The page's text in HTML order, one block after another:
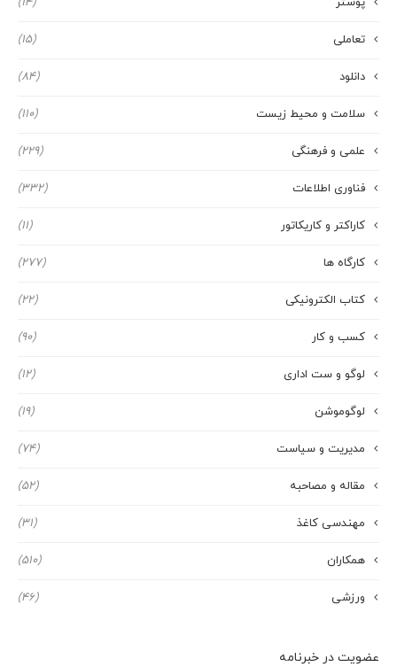
تعاملی (15)
دانلود (84)
سلامت و محیط زیست (110)
علمی و فرهنگی (229)
فناوری اطلاعات (332)
کاراکتر و کاریکاتور (11)
کارگاه ها (277)
کتاب الکترونیکی (22)
کسب و کار (90)
لوگو و ست اداری (12)
لوگوموشن (19)
مدیریت و سیاست (74)
مقاله و مصاحبه (52)
مهندسی کاغذ (31)
همکاران (510)
ورزشی (46)
عضویت در خبرنامه